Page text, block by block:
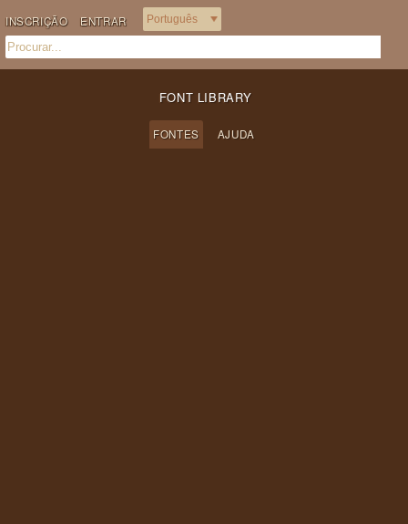
INSCRIÇÃO ENTRAR
FONT LIBRARY
FONTES AJUDA